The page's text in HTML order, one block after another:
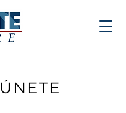
ÚNETE